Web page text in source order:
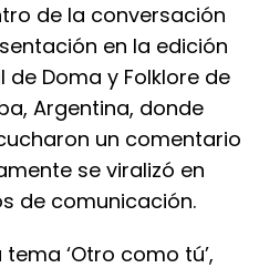
de la conversación
en la edición
de Doma y Folklore de
Argentina, donde
un comentario
se viralizó en
de comunicación.
‘Otro como tú’,